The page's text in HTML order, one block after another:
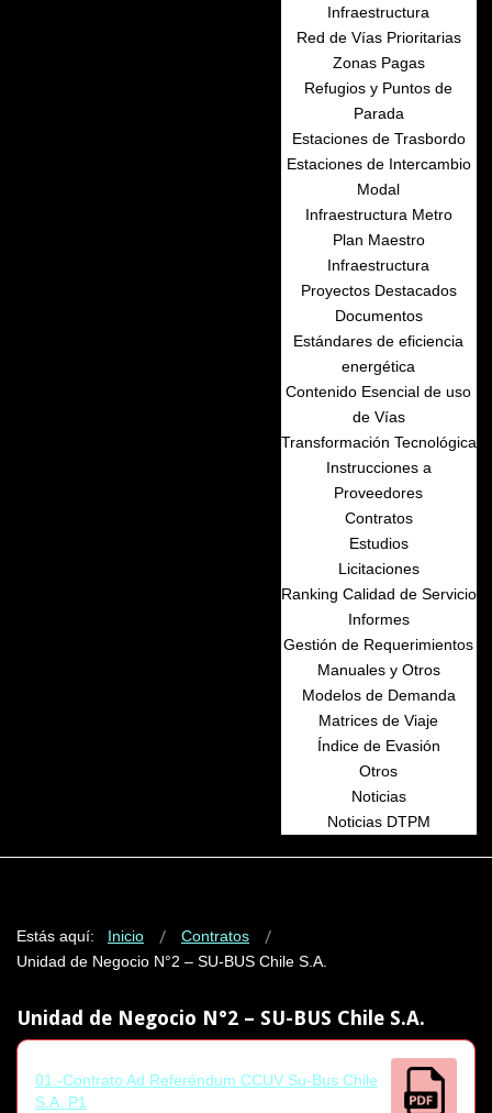
Infraestructura
Red de Vías Prioritarias
Zonas Pagas
Refugios y Puntos de
Parada
Estaciones de Trasbordo
Estaciones de Intercambio
Modal
Infraestructura Metro
Plan Maestro
Infraestructura
Proyectos Destacados
Documentos
Estándares de eficiencia
energética
Contenido Esencial de uso
de Vías
Transformación Tecnológica
Instrucciones a
Proveedores
Contratos
Estudios
Licitaciones
Ranking Calidad de Servicio
Informes
Gestión de Requerimientos
Manuales y Otros
Modelos de Demanda
Matrices de Viaje
Índice de Evasión
Otros
Noticias
Noticias DTPM
Estás aquí: Inicio
Contratos
Unidad de Negocio N°2 – SU-BUS Chile S.A.
Unidad de Negocio N°2 – SU-BUS Chile S.A.
01.-Contrato Ad Referéndum CCUV Su-Bus Chile
S.A. P1